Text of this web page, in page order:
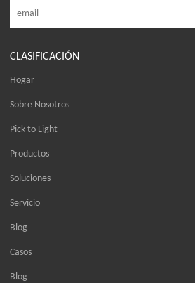
CLASIFICACIÓN
Hogar
Sobre Nosotros
Pick to Light
Productos
Soluciones
Servicio
Blog
Casos
Blog